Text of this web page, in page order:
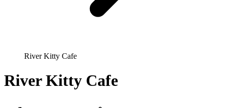
River Kitty Cafe
River Kitty Cafe